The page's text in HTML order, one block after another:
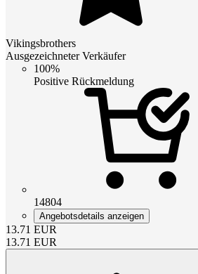
Vikingsbrothers
Ausgezeichneter Verkäufer
100%
Positive Rückmeldung
14804
Angebotsdetails anzeigen
13.71 EUR
13.71 EUR